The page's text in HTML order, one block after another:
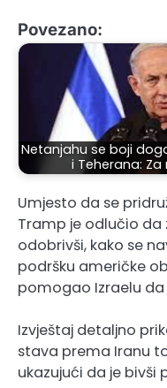
Povezano:
Netanjahu se boji
i Teherana: Za
Umjesto da se
Tramp je odlučio da
odobrivši, kako se
podršku američke
pomogao Izraelu
Izvještaj detaljno
stava prema Iranu
ukazujući da je bivši